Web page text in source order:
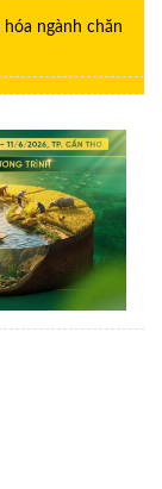
hóa ngành chăn